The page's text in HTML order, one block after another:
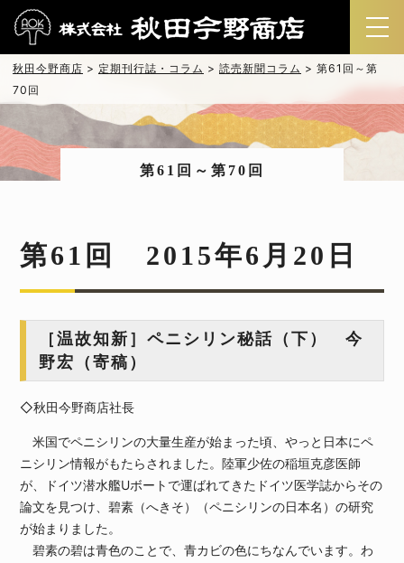
秋田今野商店 > 定期刊行誌・コラム > 読売新聞コラム > 第61回～第
70回
第61回～第70回
第61回 2015年6月20日
［温故知新］ペニシリン秘話（下） 今
野宏（寄稿）
◇秋田今野商店社長
米国でペニシリンの大量生産が始まった頃、やっと日本にペ
ニシリン情報がもたらされました。陸軍少佐の稲垣克彦医師
が、ドイツ潜水艦Uボートで運ばれてきたドイツ医学誌からその
論文を見つけ、碧素（へきそ）（ペニシリンの日本名）の研究
が始まりました。
碧素の碧は青色のことで、青カビの色にちなんでいます。わ